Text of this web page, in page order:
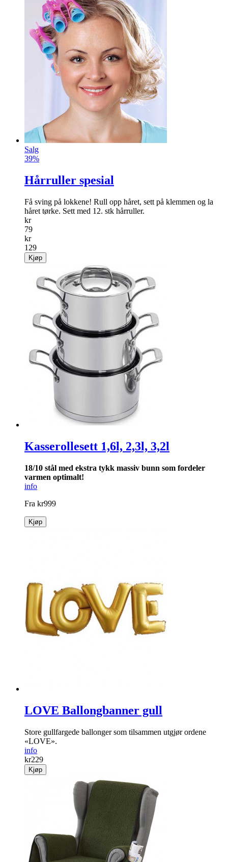
Salg
39%
Hårruller spesial
Få sving på lokkene! Rull opp håret, sett på klemmen og la
håret tørke. Sett med 12. stk hårruller.
kr
79
kr
129
Kjøp
Kasserollesett 1,6l, 2,3l, 3,2l
18/10 stål med ekstra tykk massiv bunn som for­deler
varmen optimalt!
info
Fra kr999
Kjøp
LOVE Ballongbanner gull
Store gullfargede ballonger som tilsammen utgjør ordene
«LOVE».
info
kr229
Kjøp